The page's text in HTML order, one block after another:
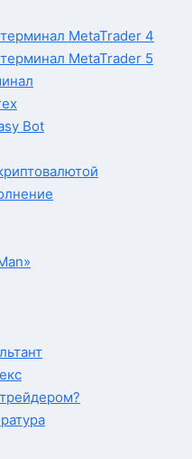
MetaTrader 4
MetaTrader 5
Bot